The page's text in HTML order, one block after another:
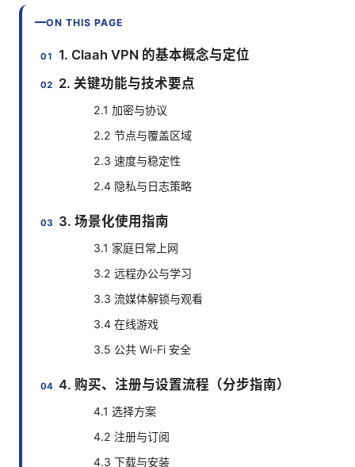
ON THIS PAGE
1. Claah VPN 的基本概念与定位
2. 关键功能与技术要点
2.1 加密与协议
2.2 节点与覆盖区域
2.3 速度与稳定性
2.4 隐私与日志策略
3. 场景化使用指南
3.1 家庭日常上网
3.2 远程办公与学习
3.3 流媒体解锁与观看
3.4 在线游戏
3.5 公共 Wi-Fi 安全
4. 购买、注册与设置流程（分步指南）
4.1 选择方案
4.2 注册与订阅
4.3 下载与安装